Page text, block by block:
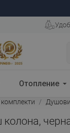
Отопление